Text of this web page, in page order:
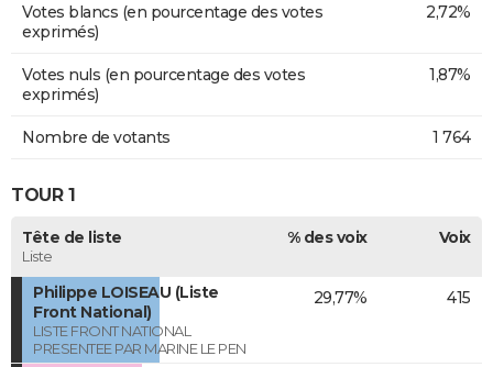
Votes blancs (en pourcentage des votes
exprimés)
2,72%
Votes nuls (en pourcentage des votes
exprimés)
1,87%
Nombre de votants 1 764
TOUR 1
Tête de liste
Liste
% des voix Voix
Philippe LOISEAU (Liste
Front National)
LISTE FRONT NATIONAL
PRESENTEE PAR MARINE LE PEN
29,77% 415